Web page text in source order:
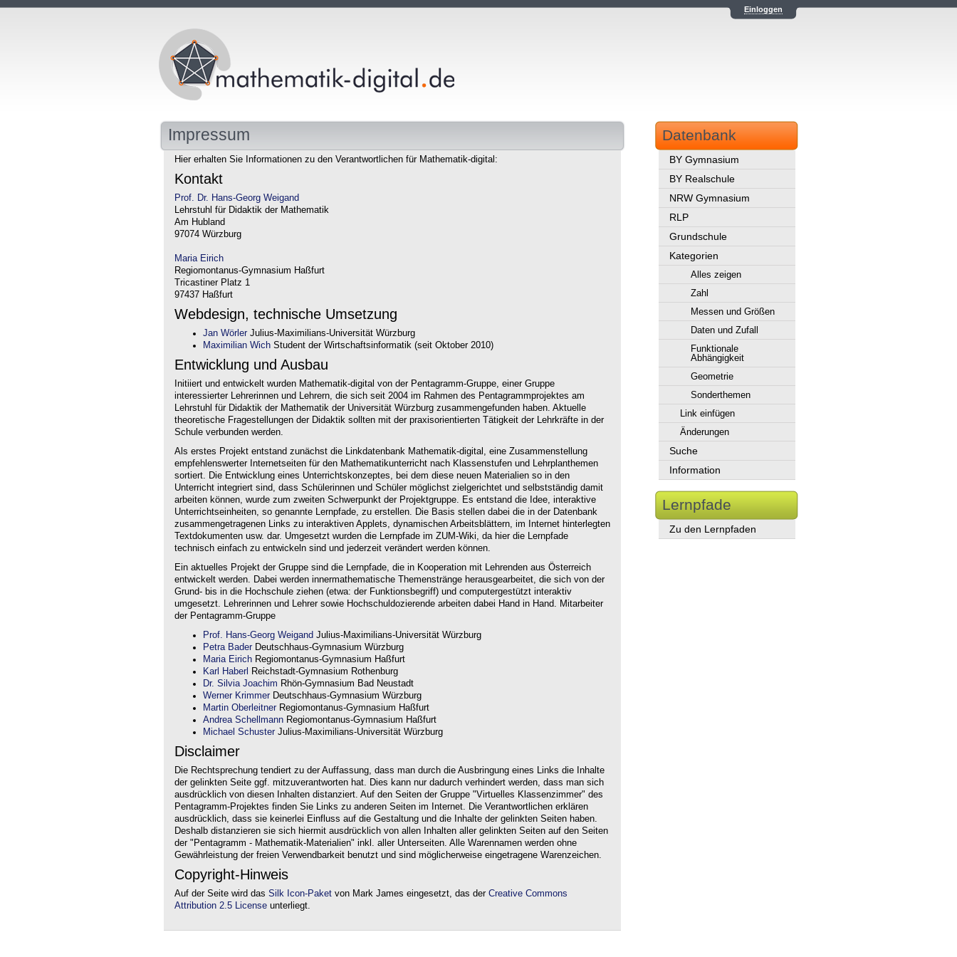
Einloggen
Impressum
Hier erhalten Sie Informationen zu den Verantwortlichen für Mathematik-digital:
Kontakt
Prof. Dr. Hans-Georg Weigand
Lehrstuhl für Didaktik der Mathematik
Am Hubland
97074 Würzburg
Maria Eirich
Regiomontanus-Gymnasium Haßfurt
Tricastiner Platz 1
97437 Haßfurt
Webdesign, technische Umsetzung
Jan Wörler Julius-Maximilians-Universität Würzburg
Maximilian Wich Student der Wirtschaftsinformatik (seit Oktober 2010)
Entwicklung und Ausbau
Initiiert und entwickelt wurden Mathematik-digital von der Pentagramm-Gruppe, einer Gruppe
interessierter Lehrerinnen und Lehrern, die sich seit 2004 im Rahmen des Pentagrammprojektes am
Lehrstuhl für Didaktik der Mathematik der Universität Würzburg zusammengefunden haben. Aktuelle
theoretische Fragestellungen der Didaktik sollten mit der praxisorientierten Tätigkeit der Lehrkräfte in der
Schule verbunden werden.
Als erstes Projekt entstand zunächst die Linkdatenbank Mathematik-digital, eine Zusammenstellung
empfehlenswerter Internetseiten für den Mathematikunterricht nach Klassenstufen und Lehrplanthemen
sortiert. Die Entwicklung eines Unterrichtskonzeptes, bei dem diese neuen Materialien so in den
Unterricht integriert sind, dass Schülerinnen und Schüler möglichst zielgerichtet und selbstständig damit
arbeiten können, wurde zum zweiten Schwerpunkt der Projektgruppe. Es entstand die Idee, interaktive
Unterrichtseinheiten, so genannte Lernpfade, zu erstellen. Die Basis stellen dabei die in der Datenbank
zusammengetragenen Links zu interaktiven Applets, dynamischen Arbeitsblättern, im Internet hinterlegten
Textdokumenten usw. dar. Umgesetzt wurden die Lernpfade im ZUM-Wiki, da hier die Lernpfade
technisch einfach zu entwickeln sind und jederzeit verändert werden können.
Ein aktuelles Projekt der Gruppe sind die Lernpfade, die in Kooperation mit Lehrenden aus Österreich
entwickelt werden. Dabei werden innermathematische Themenstränge herausgearbeitet, die sich von der
Grund- bis in die Hochschule ziehen (etwa: der Funktionsbegriff) und computergestützt interaktiv
umgesetzt. Lehrerinnen und Lehrer sowie Hochschuldozierende arbeiten dabei Hand in Hand. Mitarbeiter
der Pentagramm-Gruppe
Prof. Hans-Georg Weigand Julius-Maximilians-Universität Würzburg
Petra Bader Deutschhaus-Gymnasium Würzburg
Maria Eirich Regiomontanus-Gymnasium Haßfurt
Karl Haberl
Reichstadt-Gymnasium Rothenburg
Dr. Silvia Joachim Rhön-Gymnasium Bad Neustadt
Werner Krimmer Deutschhaus-Gymnasium Würzburg
Martin Oberleitner Regiomontanus-Gymnasium Haßfurt
Andrea Schellmann Regiomontanus-Gymnasium Haßfurt
Michael Schuster Julius-Maximilians-Universität Würzburg
Disclaimer
Die Rechtsprechung tendiert zu der Auffassung, dass man durch die Ausbringung eines Links die Inhalte
der gelinkten Seite ggf. mitzuverantworten hat. Dies kann nur dadurch verhindert werden, dass man sich
ausdrücklich von diesen Inhalten distanziert. Auf den Seiten der Gruppe "Virtuelles Klassenzimmer" des
Pentagramm-Projektes finden Sie Links zu anderen Seiten im Internet. Die Verantwortlichen erklären
ausdrücklich, dass sie keinerlei Einfluss auf die Gestaltung und die Inhalte der gelinkten Seiten haben.
Deshalb distanzieren sie sich hiermit ausdrücklich von allen Inhalten aller gelinkten Seiten auf den Seiten
der "Pentagramm - Mathematik-Materialien" inkl. aller Unterseiten. Alle Warennamen werden ohne
Gewährleistung der freien Verwendbarkeit benutzt und sind möglicherweise eingetragene Warenzeichen.
Copyright-Hinweis
Auf der Seite wird das Silk Icon-Paket von Mark James eingesetzt, das der Creative Commons
Attribution 2.5 License unterliegt.
Datenbank
BY Gymnasium
BY Realschule
NRW Gymnasium
RLP
Grundschule
Kategorien
Alles zeigen
Zahl
Messen und Größen
Daten und Zufall
Funktionale
Abhängigkeit
Geometrie
Sonderthemen
Link einfügen
Änderungen
Suche
Information
Lernpfade
Zu den Lernpfaden